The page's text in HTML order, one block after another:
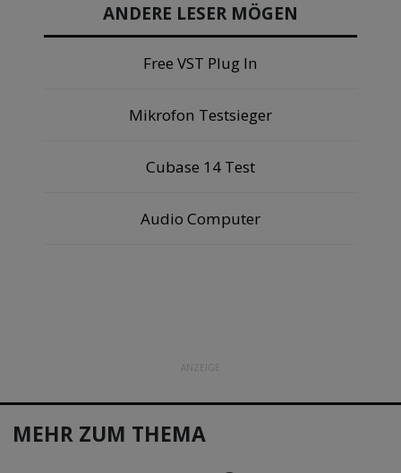
ANDERE LESER MÖGEN
Free VST Plug In
Mikrofon Testsieger
Cubase 14 Test
Audio Computer
ANZEIGE
MEHR ZUM THEMA